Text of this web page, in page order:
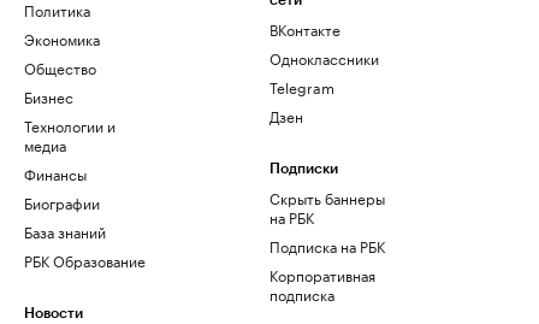
Политика
Экономика
Общество
Бизнес
Технологии и
медиа
Финансы
Биографии
База знаний
РБК Образование
Новости
ВКонтакте
Одноклассники
Telegram
Дзен
Подписки
Скрыть баннеры
на РБК
Подписка на РБК
Корпоративная
подписка